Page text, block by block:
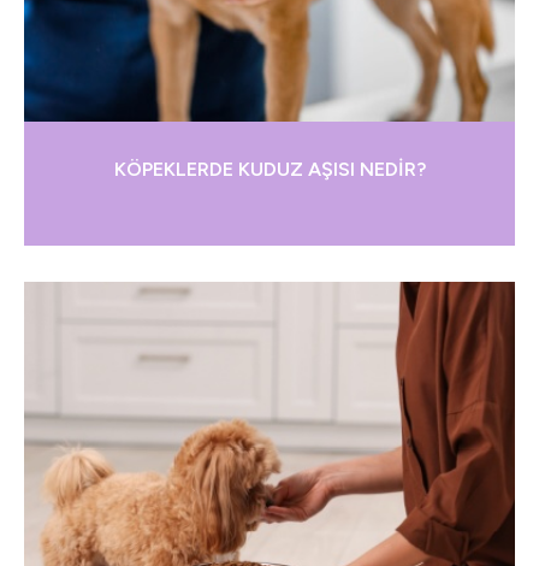
KÖPEKLERDE KUDUZ AŞISI NEDİR?